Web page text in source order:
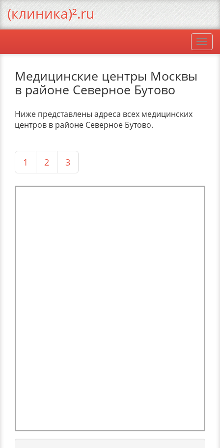
Медицинские центры Москвы
в районе Северное Бутово
Ниже представлены адреса всех медицинских
центров в районе Северное Бутово.
1 2 3
(клиника)².ru